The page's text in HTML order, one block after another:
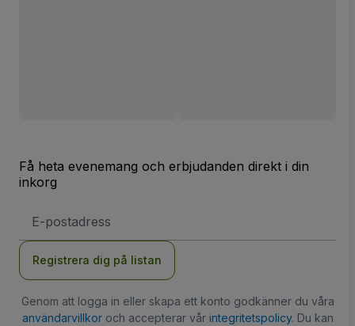
Få heta evenemang och erbjudanden direkt i din
inkorg
postadress
Registrera dig på listan
Genom att logga in eller skapa ett konto godkänner du våra
användarvillkoroch accepterar vår integritetspolicy. Du kan